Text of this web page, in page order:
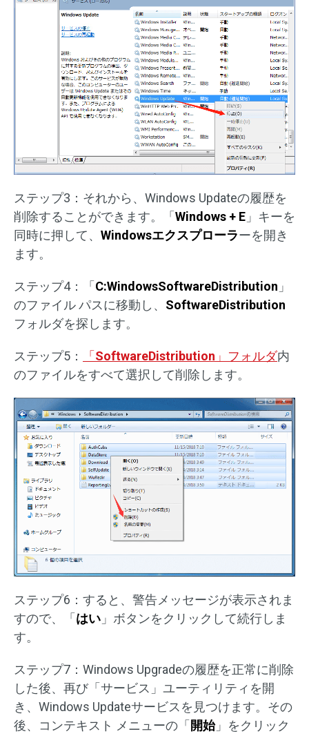
ステップ3：それから、Windows Updateの履歴を
削除することができます。「Windows + E 」キーを
同時に押して、 Windowsエクスプローラーを開き
ます。
ステップ4：「C:WindowsSoftwareDistribution 」
のファイル パスに移動し、 SoftwareDistribution
フォルダを探します。
ステップ5： 「SoftwareDistribution 」フォルダ内
のファイルをすべて選択して削除します。
ステップ6：すると、警告メッセージが表示されま
すので、「 はい 」ボタンをクリックして続行しま
す。
ステップ7：Windows Upgradeの履歴を正常に削除
した後、再び「サービス」ユーティリティを開
き、Windows Updateサービスを見つけます。その
後、コンテキスト メニューの「 開始」をクリック